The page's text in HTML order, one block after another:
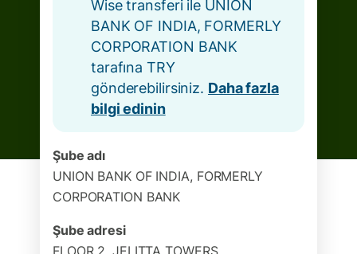
Wise transferi ile UNION
BANK OF INDIA, FORMERLY
CORPORATION BANK
tarafına TRY
gönderebilirsiniz. Daha fazla
bilgi edinin
Şube adı
UNION BANK OF INDIA, FORMERLY
CORPORATION BANK
Şube adresi
FLOOR 2, JELITTA TOWERS